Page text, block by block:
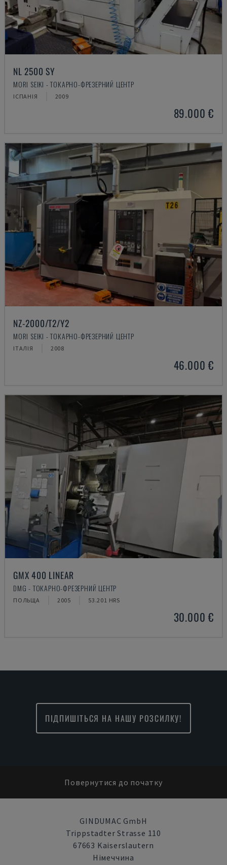
NL 2500 SY
MORI SEIKI - ТОКАРНО-ФРЕЗЕРНИЙ ЦЕНТР
ІСПАНІЯ 2009
89.000 €
NZ-2000/T2/Y2
MORI SEIKI - ТОКАРНО-ФРЕЗЕРНИЙ ЦЕНТР
ІТАЛІЯ 2008
46.000 €
GMX 400 LINEAR
DMG - ТОКАРНО-ФРЕЗЕРНИЙ ЦЕНТР
ПОЛЬЩА 2005 53.201 HRS
30.000 €
ПІДПИШІТЬСЯ НА НАШУ РОЗСИЛКУ!
Повернутися до початку
GINDUMAC GmbH
Trippstadter Strasse 110
67663 Kaiserslautern
Німеччина